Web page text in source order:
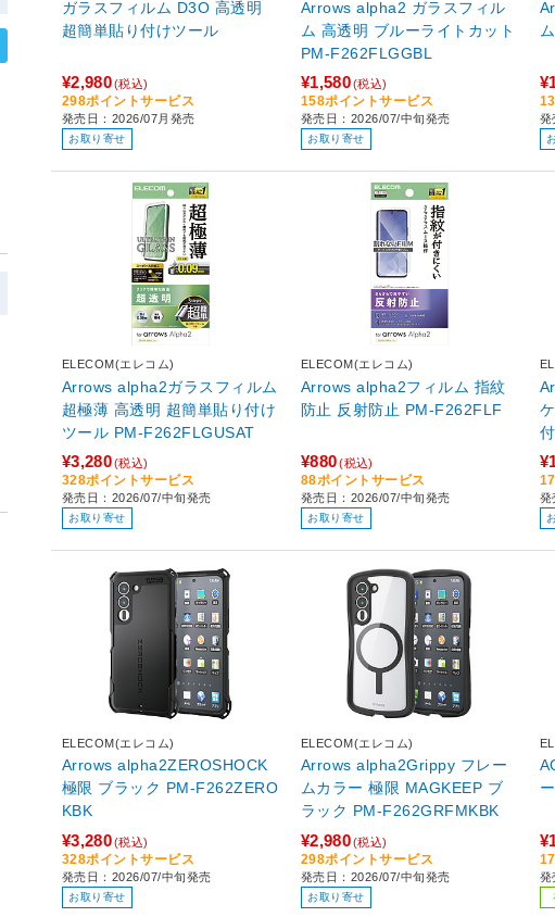
ガラスフィルム D3O 高透明
超簡単貼り付けツール
¥2,980(税込)
298ポイントサービス
発売日：2026/07月発売
お取り寄せ
Arrows alpha2 ガラスフィル
ム 高透明 ブルーライトカット
PM-F262FLGGBL
¥1,580(税込)
158ポイントサービス
発売日：2026/07/中旬発売
お取り寄せ
発
ELECOM(エレコム)
Arrows alpha2ガラスフィルム
超極薄 高透明 超簡単貼り付け
ツール PM-F262FLGUSAT
¥3,280(税込)
328ポイントサービス
発売日：2026/07/中旬発売
お取り寄せ
ELECOM(エレコム)
Arrows alpha2フィルム 指紋
防止 反射防止 PM-F262FLF
¥880 (税込)
88ポイントサービス
発売日：2026/07/中旬発売
お取り寄せ
ケー
発
ELECOM(エレコム)
Arrows alpha2ZEROSHOCK
極限 ブラック PM-F262ZERO
KBK
¥3,280(税込)
328ポイントサービス
発売日：2026/07/中旬発売
お取り寄せ
ELECOM(エレコム)
Arrows alpha2Grippy フレー
ムカラー 極限 MAGKEEP ブ
ラック PM-F262GRFMKBK
¥2,980(税込)
298ポイントサービス
発売日：2026/07/中旬発売
お取り寄せ
発